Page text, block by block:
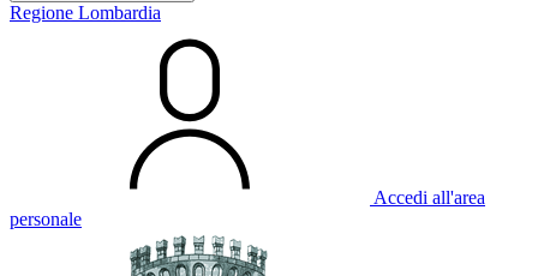
Regione Lombardia
Accedi all'area
personale